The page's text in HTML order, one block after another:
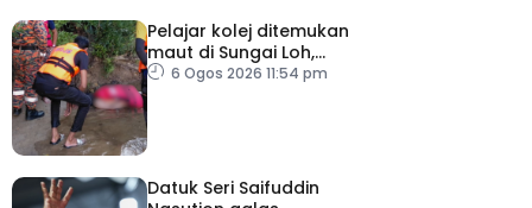
Pelajar kolej ditemukan
maut di Sungai Loh,
Dungun
6 Ogos 2026 11:54 pm
Datuk Seri Saifuddin